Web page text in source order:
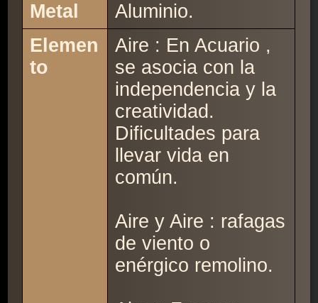
Metal
Aluminio.
Elemen
to
Aire : En Acuario ,
se asocia con la
independencia y la
creatividad.
Dificultades para
llevar vida en
común.
Aire y Aire : rafagas
de viento o
enérgico remolino.